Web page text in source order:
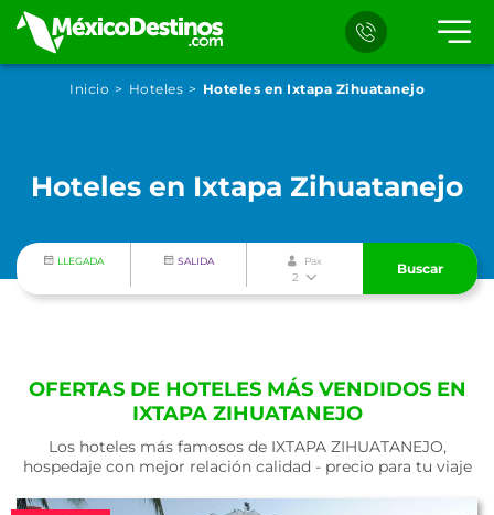
Inicio Hoteles Hoteles en Ixtapa Zihuatanejo
Hoteles en Ixtapa Zihuatanejo
LLEGADA SALIDA Pax
2
Buscar
OFERTAS DE HOTELES MÁS VENDIDOS EN
IXTAPA ZIHUATANEJO
Los hoteles más famosos de IXTAPA ZIHUATANEJO,
hospedaje con mejor relación calidad - precio para tu viaje